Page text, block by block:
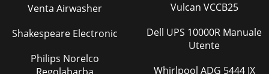
Venta Airwasher
Shakespeare Electronic
Philips Norelco
Vulcan VCCB25
Dell UPS 10000R Manuale
Utente
Whirlpool ADG 5444 IX